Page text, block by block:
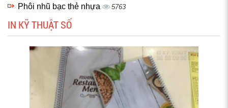
Phôi nhũ bạc thẻ nhựa 5763
IN KỸ THUẬT SỐ